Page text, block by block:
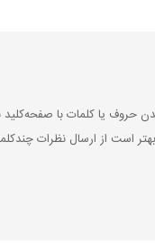
است از ارسال نظرات